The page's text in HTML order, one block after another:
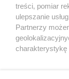
treści, pomiar
ulepszanie
Partnerzy
charakterystykę